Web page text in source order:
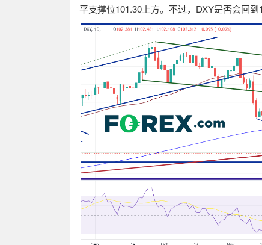
平支撑位101.30 上方。不过， DXY是否会回到1